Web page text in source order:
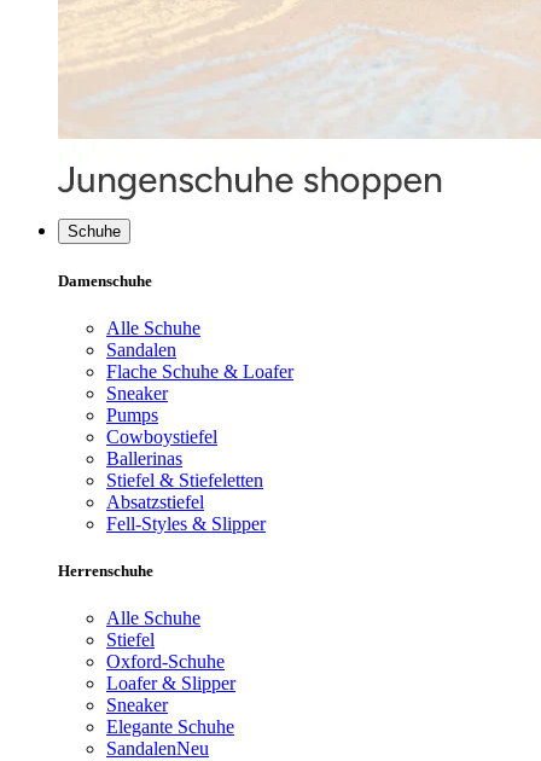
Schuhe
Damenschuhe
Alle Schuhe
Sandalen
Flache Schuhe & Loafer
Sneaker
Pumps
Cowboystiefel
Ballerinas
Stiefel & Stiefeletten
Absatzstiefel
Fell-Styles & Slipper
Herrenschuhe
Alle Schuhe
Stiefel
Oxford-Schuhe
Loafer & Slipper
Sneaker
Elegante Schuhe
SandalenNeu